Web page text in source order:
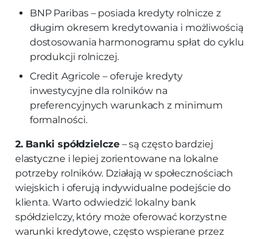
BNP Paribas – posiada kredyty rolnicze z
długim okresem kredytowania i możliwością
dostosowania harmonogramu spłat do cyklu
produkcji rolniczej.
Credit Agricole – oferuje kredyty
inwestycyjne dla rolników na
preferencyjnych warunkach z minimum
formalności.
2. Banki spółdzielcze– są często bardziej
elastyczne i lepiej zorientowane na lokalne
potrzeby rolników. Działają w społecznościach
wiejskich i oferują indywidualne podejście do
klienta. Warto odwiedzić lokalny bank
spółdzielczy, który może oferować korzystne
warunki kredytowe, często wspierane przez